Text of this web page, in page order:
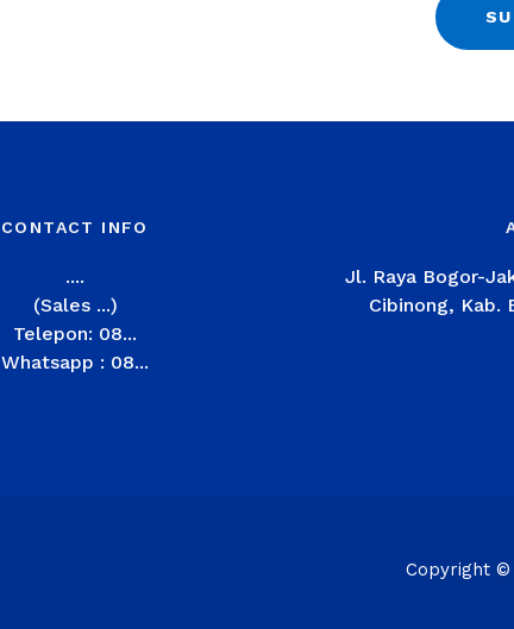
CONTACT INFO
....
(Sales ...)
Telepon: 08...
Whatsapp : 08...
Jl. Raya Bogor-
Cibinong, Kab.
Copyright ©